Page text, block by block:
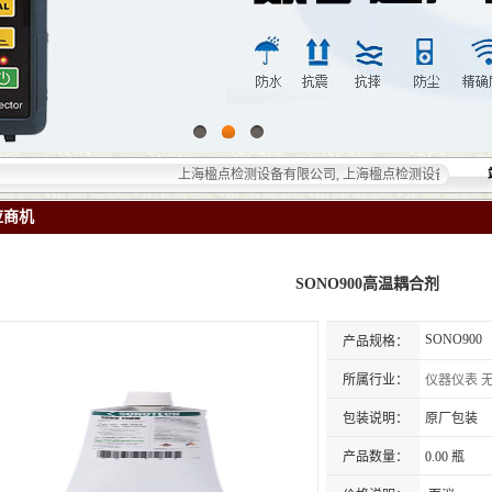
上海楹点检测设备有限公司, 上海楹点检测设备有限公司
商机
SONO900高温耦合剂
产品规格： SONO900
所属行业： 仪器仪表
包装说明： 原厂包装
产品数量： 0.00 瓶